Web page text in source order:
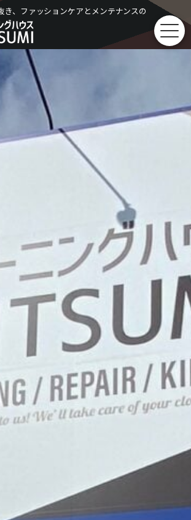
き、ファッションケアとメンテナンスの